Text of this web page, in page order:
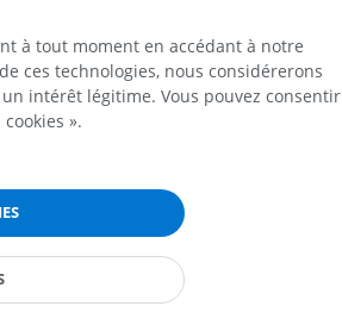
PREMIUM
Radiographies du membre
GRATUIT
IRM du membre inférieur
PREMIUM
à tout moment en accédant à notre
ces technologies, nous considérerons
intérêt légitime. Vous pouvez consentir
».